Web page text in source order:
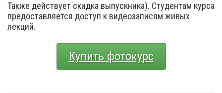
Также действует скидка выпускника). Студентам курса
предоставляется доступ к видеозаписям живых
лекций.
Купить фотокурс